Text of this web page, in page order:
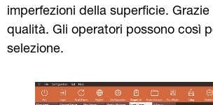
imperfezioni della superficie.
qualità. Gli operatori possono così
selezione.